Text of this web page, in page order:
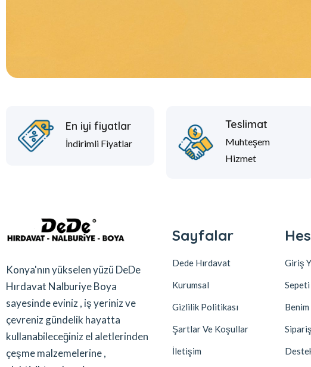
En iyi fiyatlar
İndirimli Fiyatlar
Teslimat
Muhteşem
Hizmet
Konya'nın yükselen yüzü DeDe
Hırdavat Nalburiye Boya
sayesinde eviniz , iş yeriniz ve
çevreniz gündelik hayatta
kullanabileceğiniz el aletlerinden
çeşme malzemelerine ,
Sayfalar
Dede Hırdavat
Kurumsal
Gizlilik Politikası
Şartlar Ve Koşullar
İletişim
Giriş